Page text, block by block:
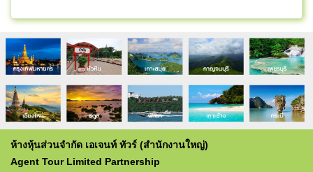
ห้างหุ้นส่วนจำกัด เอเจนท์ ทัวร์ (สำนักงานใหญ่)
Agent Tour Limited Partnership